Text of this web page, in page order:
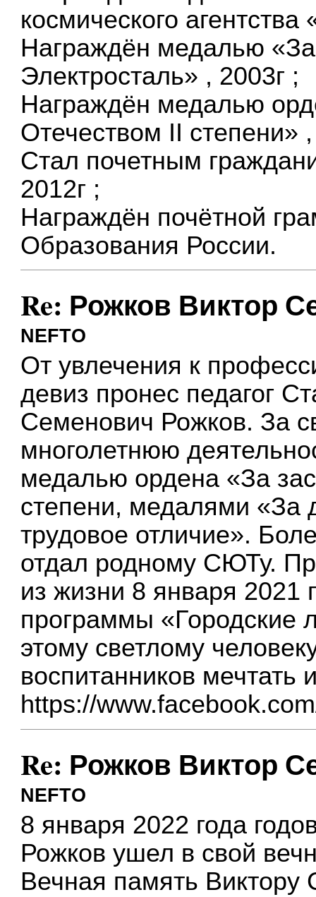
космического
Награждён медалью
Электросталь» , 2003г ;
Награждён медалью
Отечеством II степени» ,
Стал почетным
2012г ;
Награждён почётной
Образования России.
Re: Рожков Виктор
NEFTO
От увлечения к
девиз пронес педагог
Семенович Рожков. За
многолетнюю
медалью ордена «За
степени, медалями «За
трудовое отличие».
отдал родному СЮТу.
из жизни 8 января 2021
программы
этому светлому
воспитанников мечтать
https://
Re: Рожков Виктор
NEFTO
8 января 2022 года
Рожков ушел в свой
Вечная память Виктору